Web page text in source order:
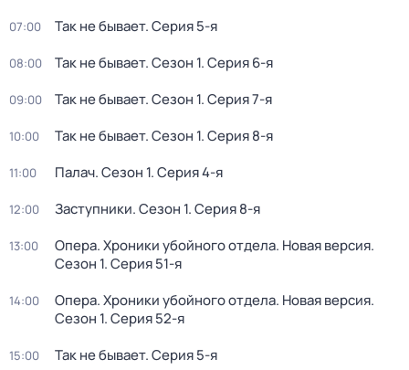
07:00 Так не бывает. Серия 5-я
08:00 Так не бывает. Сезон 1. Серия 6-я
09:00 Так не бывает. Сезон 1. Серия 7-я
10:00 Так не бывает. Сезон 1. Серия 8-я
11:00 Палач. Сезон 1. Серия 4-я
12:00 Заступники. Сезон 1. Серия 8-я
13:00 Опера. Хроники убойного отдела. Новая версия.
Сезон 1. Серия 51-я
14:00 Опера. Хроники убойного отдела. Новая версия.
Сезон 1. Серия 52-я
15:00 Так не бывает. Серия 5-я